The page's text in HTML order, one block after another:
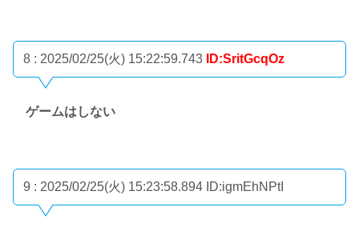
8 : 2025/02/25(火) 15:22:59.743 ID:SritGcqOz
ゲームはしない
9 : 2025/02/25(火) 15:23:58.894 ID:igmEhNPtI